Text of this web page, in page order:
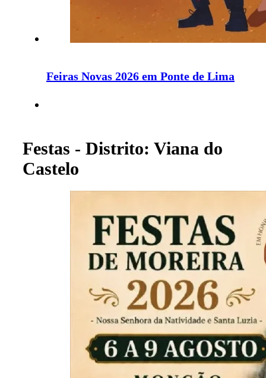
Feiras Novas 2026 em Ponte de Lima
Festas - Distrito: Viana do
Castelo